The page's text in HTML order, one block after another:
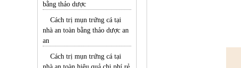
bằng thảo dược
Cách trị mụn trứng cá tại
nhà an toàn bằng thảo dược an
an
Cách trị mụn trứng cá tại